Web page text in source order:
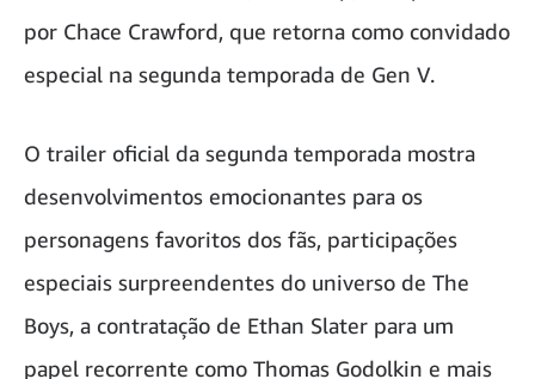
por Chace Crawford, que retorna como convidado
especial na segunda temporada de Gen V.
O trailer oficial da segunda temporada mostra
desenvolvimentos emocionantes para os
personagens favoritos dos fãs, participações
especiais surpreendentes do universo de The
Boys, a contratação de Ethan Slater para um
papel recorrente como Thomas Godolkin e mais